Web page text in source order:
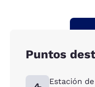
Puntos
Estación